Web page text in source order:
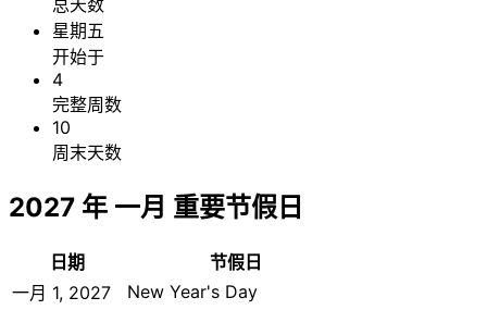
星期五
开始于
4
完整周数
10
周末天数
2027 年 一月 重要节假日
日期
节假日
一月 1, 2027
New Year's Day